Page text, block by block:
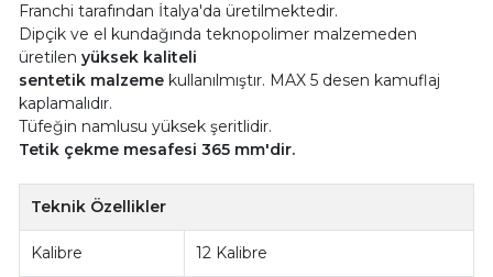
Franchi tarafından İtalya'da üretilmektedir.
Dipçik ve el kundağında teknopolimer malzemeden
üretilen yüksek kaliteli
sentetik malzeme kullanılmıştır. MAX 5 desen kamuflaj
kaplamalıdır.
Tüfeğin namlusu yüksek şeritlidir.
Tetik çekme mesafesi 365 mm'dir.
Teknik Özellikler
Kalibre 12 Kalibre